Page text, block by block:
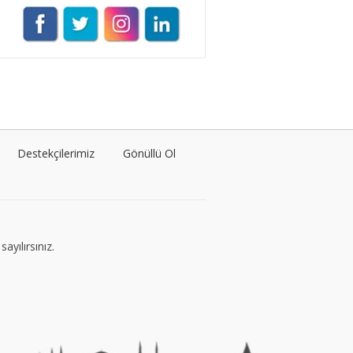
Müge Suyolcu
Naz Kural
Destekçilerimiz
Gönüllü Ol